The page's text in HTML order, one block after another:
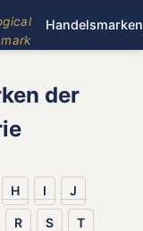
Handelsmarken
der
H I J
R S T